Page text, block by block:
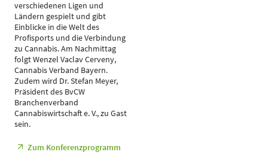
verschiedenen Ligen und
Ländern gespielt und gibt
Einblicke in die Welt des
Profisports und die Verbindung
zu Cannabis. Am Nachmittag
folgt Wenzel Vaclav Cerveny,
Cannabis Verband Bayern.
Zudem wird Dr. Stefan Meyer,
Präsident des BvCW
Branchenverband
Cannabiswirtschaft e. V., zu Gast
sein.
Zum Konferenzprogramm